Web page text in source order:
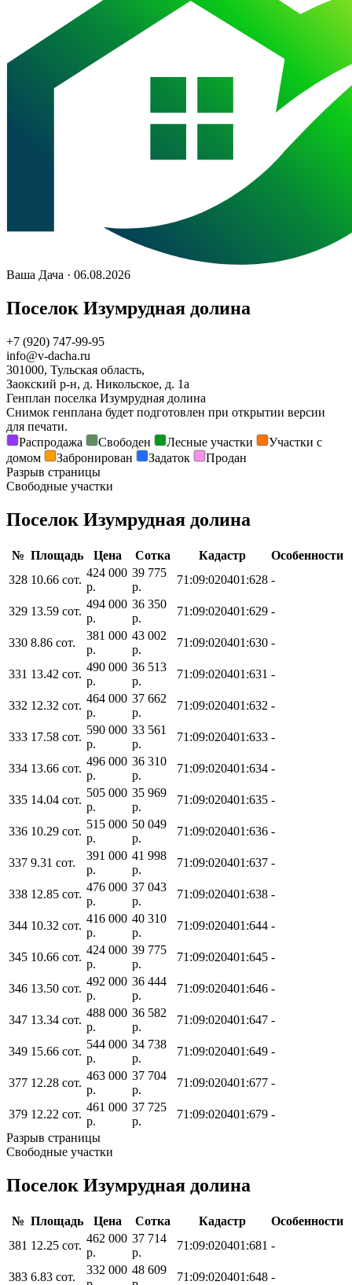
Ваша Дача · 06.08.2026
Поселок Изумрудная долина
+7 (920) 747-99-95
info@v-dacha.ru
301000, Тульская область,
Заокский р-н, д. Никольское, д. 1а
Генплан поселка Изумрудная долина
Снимок генплана будет подготовлен при открытии версии
для печати.
Распродажа
Свободен Лесные участки
Участки с
домом
Забронирован Задаток
Продан
Разрыв страницы
Свободные участки
Поселок Изумрудная долина
№ Площадь Цена Сотка Кадастр
Особенности
328 10.66 сот.
424 000
р.
39 775
р.
71:09:020401:628 -
329 13.59 сот.
494 000
р.
36 350
р.
71:09:020401:629 -
330 8.86 сот.
381 000
р.
43 002
р.
71:09:020401:630 -
331 13.42 сот.
490 000
р.
36 513
р.
71:09:020401:631 -
332 12.32 сот.
464 000
р.
37 662
р.
71:09:020401:632 -
333 17.58 сот.
590 000
р.
33 561
р.
71:09:020401:633 -
334 13.66 сот.
496 000
р.
36 310
р.
71:09:020401:634 -
335 14.04 сот.
505 000
р.
35 969
р.
71:09:020401:635 -
336 10.29 сот.
515 000
р.
50 049
р.
71:09:020401:636 -
337 9.31 сот.
391 000
р.
41 998
р.
71:09:020401:637 -
338 12.85 сот.
476 000
р.
37 043
р.
71:09:020401:638 -
344 10.32 сот.
416 000
р.
40 310
р.
71:09:020401:644 -
345 10.66 сот.
424 000
р.
39 775
р.
71:09:020401:645 -
346 13.50 сот.
492 000
р.
36 444
р.
71:09:020401:646 -
347 13.34 сот.
488 000
р.
36 582
р.
71:09:020401:647 -
349 15.66 сот.
544 000
р.
34 738
р.
71:09:020401:649 -
377 12.28 сот.
463 000
р.
37 704
р.
71:09:020401:677 -
379 12.22 сот.
461 000
р.
37 725
р.
71:09:020401:679 -
Разрыв страницы
Свободные участки
Поселок Изумрудная долина
№ Площадь Цена Сотка Кадастр
Особенности
381 12.25 сот.
462 000
р.
37 714
р.
71:09:020401:681 -
383 6.83 сот.
332 000 48 609
71:09:020401:648 -